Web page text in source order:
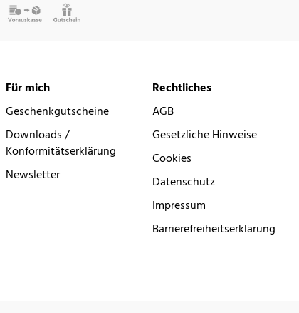
Für mich
Geschenkgutscheine
Downloads /
Konformitätserklärung
Newsletter
Rechtliches
AGB
Gesetzliche Hinweise
Cookies
Datenschutz
Impressum
Barrierefreiheitserklärung